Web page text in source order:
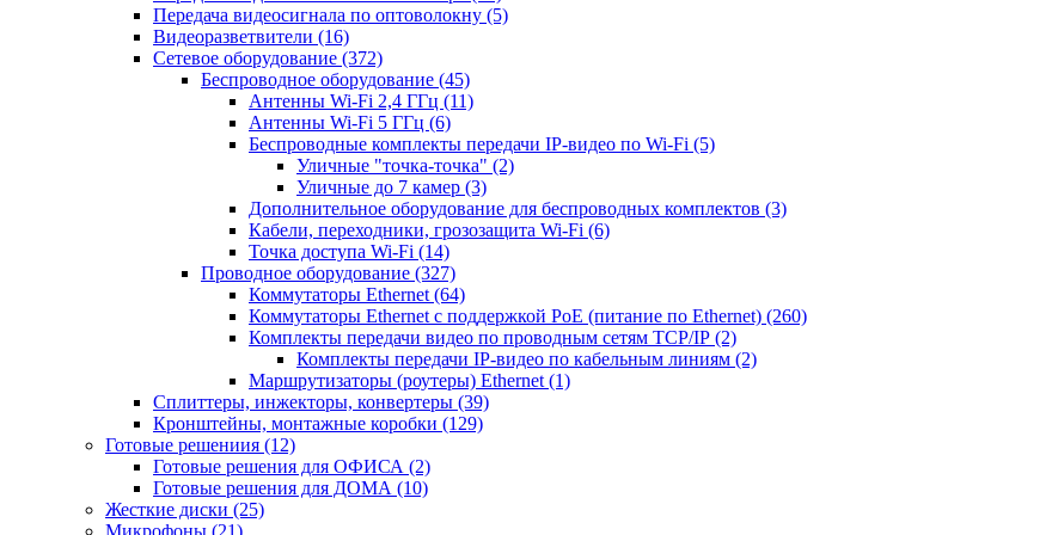
Передача видеосигнала по оптоволокну (5)
Видеоразветвители (16)
Сетевое оборудование (372)
Беспроводное оборудование (45)
Антенны Wi-Fi 2,4 ГГц (11)
Антенны Wi-Fi 5 ГГц (6)
Беспроводные комплекты передачи IP-видео по Wi-Fi (5)
Уличные "точка-точка" (2)
Уличные до 7 камер (3)
Дополнительное оборудование для беспроводных комплектов (3)
Кабели, переходники, грозозащита Wi-Fi (6)
Точка доступа Wi-Fi (14)
Проводное оборудование (327)
Коммутаторы Ethernet (64)
Коммутаторы Ethernet с поддержкой PoE (питание по Ethernet) (260)
Комплекты передачи видео по проводным сетям TCP/IP (2)
Комплекты передачи IP-видео по кабельным линиям (2)
Маршрутизаторы (роутеры) Ethernet (1)
Сплиттеры, инжекторы, конвертеры (39)
Кронштейны, монтажные коробки (129)
Готовые решениия (12)
Готовые решения для ОФИСА (2)
Готовые решения для ДОМА (10)
Жесткие диски (25)
Микрофоны (21)